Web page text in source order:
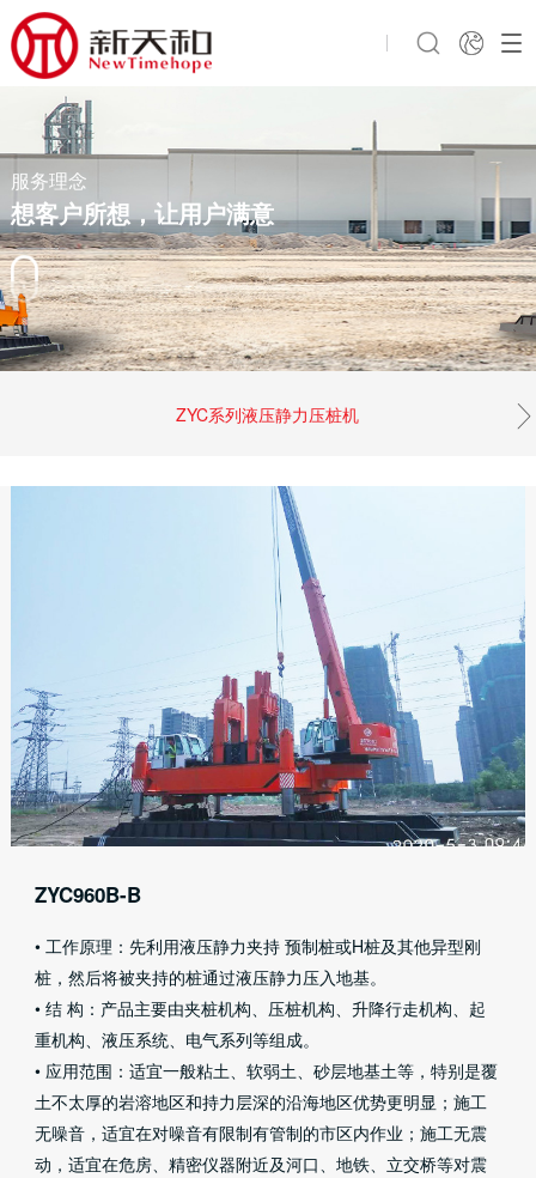
服务理念
想客户所想，让用户满意
ZYC系列液压静力压桩机
ZYC960B-B
• 工作原理：先利用液压静力夹持 预制桩或H桩及其他异型刚
桩，然后将被夹持的桩通过液压静力压入地基。
• 结 构：产品主要由夹桩机构、压桩机构、升降行走机构、起
重机构、液压系统、电气系列等组成。
• 应用范围：适宜一般粘土、软弱土、砂层地基土等，特别是覆
土不太厚的岩溶地区和持力层深的沿海地区优势更明显；施工
无噪音，适宜在对噪音有限制有管制的市区内作业；施工无震
动，适宜在危房、精密仪器附近及河口、地铁、立交桥等对震